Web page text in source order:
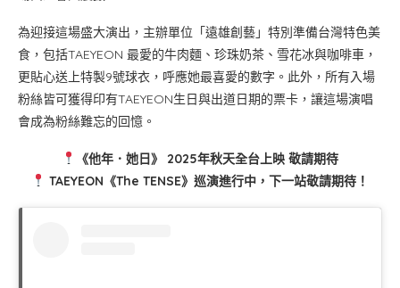
為迎接這場盛大演出，主辦單位「遠雄創藝」特別準備台灣特色美
食，包括TAEYEON 最愛的牛肉麵、珍珠奶茶、雪花冰與咖啡車，
更貼心送上特製9號球衣，呼應她最喜愛的數字。此外，所有入場
粉絲皆可獲得印有TAEYEON生日與出道日期的票卡，讓這場演唱
會成為粉絲難忘的回憶。
《他年．她日》 2025年秋天全台上映 敬請期待
TAEYEON《The TENSE》巡演進行中，下一站敬請期待！